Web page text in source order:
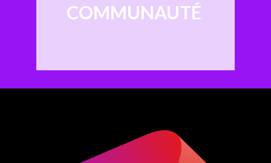
COMMUNAUTÉ